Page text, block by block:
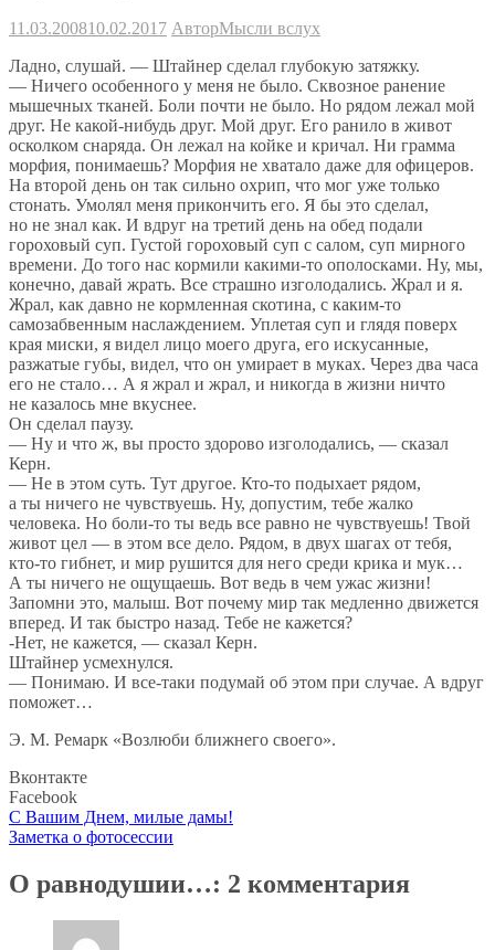
11.03.200810.02.2017 АвторМысли вслух
Ладно, слушай. — Штайнер сделал глубокую затяжку.
— Ничего особенного у меня не было. Сквозное ранение
мышечных тканей. Боли почти не было. Но рядом лежал мой
друг. Не какой-нибудь друг. Мой друг. Его ранило в живот
осколком снаряда. Он лежал на койке и кричал. Ни грамма
морфия, понимаешь? Морфия не хватало даже для офицеров.
На второй день он так сильно охрип, что мог уже только
стонать. Умолял меня прикончить его. Я бы это сделал,
но не знал как. И вдруг на третий день на обед подали
гороховый суп. Густой гороховый суп с салом, суп мирного
времени. До того нас кормили какими-то ополосками. Ну, мы,
конечно, давай жрать. Все страшно изголодались. Жрал и я.
Жрал, как давно не кормленная скотина, с каким-то
самозабвенным наслаждением. Уплетая суп и глядя поверх
края миски, я видел лицо моего друга, его искусанные,
разжатые губы, видел, что он умирает в муках. Через два часа
его не стало… А я жрал и жрал, и никогда в жизни ничто
не казалось мне вкуснее.
Он сделал паузу.
— Ну и что ж, вы просто здорово изголодались, — сказал
Керн.
— Не в этом суть. Тут другое. Кто-то подыхает рядом,
а ты ничего не чувствуешь. Ну, допустим, тебе жалко
человека. Но боли-то ты ведь все равно не чувствуешь! Твой
живот цел — в этом все дело. Рядом, в двух шагах от тебя,
кто-то гибнет, и мир рушится для него среди крика и мук…
А ты ничего не ощущаешь. Вот ведь в чем ужас жизни!
Запомни это, малыш. Вот почему мир так медленно движется
вперед. И так быстро назад. Тебе не кажется?
-Нет, не кажется, — сказал Керн.
Штайнер усмехнулся.
— Понимаю. И все-таки подумай об этом при случае. А вдруг
поможет…
Э. М. Ремарк «Возлюби ближнего своего».
Вконтакте
Facebook
Навигация
по
записям
С Вашим Днем, милые дамы!
Заметка о фотосессии
О равнодушии…: 2 комментария